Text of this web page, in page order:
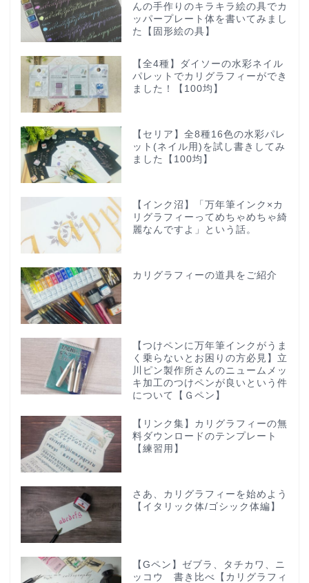
んの手作りのキラキラ絵の具でカ
ッパープレート体を書いてみまし
た【固形絵の具】
【全4種】ダイソーの水彩ネイル
パレットでカリグラフィーができ
ました！【100均】
【セリア】全8種16色の水彩パレ
ット(ネイル用)を試し書きしてみ
ました【100均】
【インク沼】「万年筆インク×カ
リグラフィーってめちゃめちゃ綺
麗なんですよ」という話。
カリグラフィーの道具をご紹介
【つけペンに万年筆インクがうま
く乗らないとお困りの方必見】立
川ピン製作所さんのニュームメッ
キ加工のつけペンが良いという件
について【Ｇペン】
【リンク集】カリグラフィーの無
料ダウンロードのテンプレート
【練習用】
さあ、カリグラフィーを始めよう
【イタリック体/ゴシック体編】
【Gペン】ゼブラ、タチカワ、ニ
ッコウ 書き比べ【カリグラフィ